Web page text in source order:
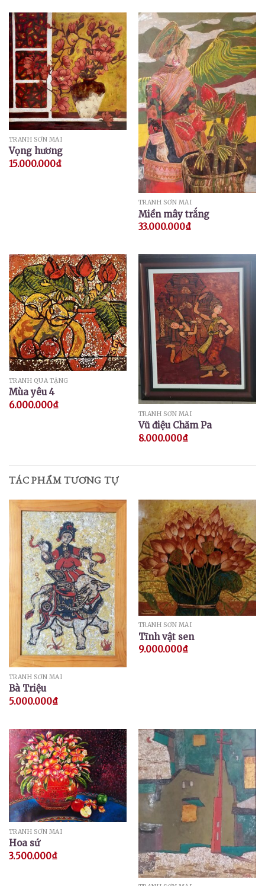
TRANH SƠN MÀI
Vọng hương
15.000.000₫
TRANH SƠN MÀI
Miền mây trắng
33.000.000₫
TRANH QUÀ TẶNG
Mùa yêu 4
6.000.000₫
TRANH SƠN MÀI
Vũ điệu Chăm Pa
8.000.000₫
TÁC PHẨM TƯƠNG TỰ
TRANH SƠN MÀI
Bà Triệu
5.000.000₫
TRANH SƠN MÀI
Tĩnh vật sen
9.000.000₫
TRANH SƠN MÀI
Hoa sứ
3.500.000₫